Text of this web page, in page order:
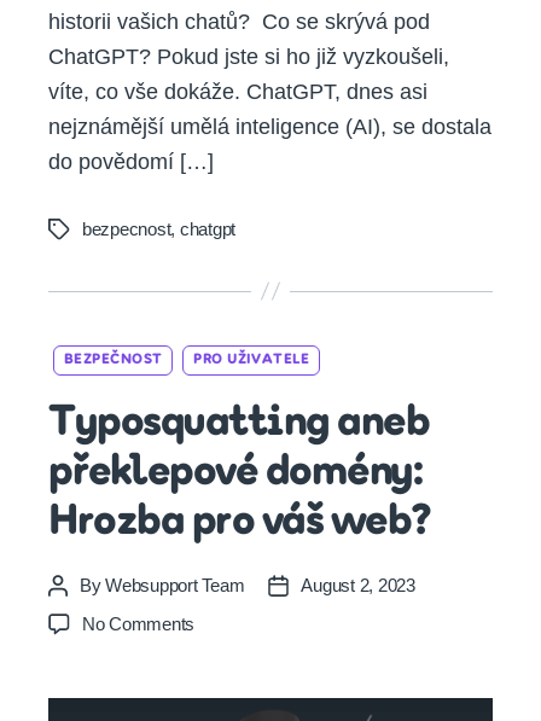
historii vašich chatů? Co se skrývá pod
ChatGPT? Pokud jste si ho již vyzkoušeli,
víte, co vše dokáže. ChatGPT, dnes asi
nejznámější umělá inteligence (AI), se dostala
do povědomí […]
Tags bezpecnost, chatgpt
Categories
BEZPEČNOST PRO UŽIVATELE
Typosquatting aneb
překlepové domény:
Hrozba pro váš web?
Post
author
ByWebsupport Team
PostAugust 2, 2023
No Comments
překlepové